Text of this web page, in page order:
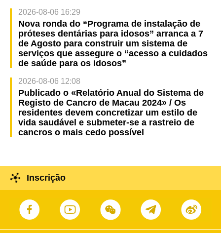
2026-08-06 16:29
Nova ronda do “Programa de instalação de
próteses dentárias para idosos” arranca a 7
de Agosto para construir um sistema de
serviços que assegure o “acesso a cuidados
de saúde para os idosos”
2026-08-06 12:08
Publicado o «Relatório Anual do Sistema de
Registo de Cancro de Macau 2024» / Os
residentes devem concretizar um estilo de
vida saudável e submeter-se a rastreio de
cancros o mais cedo possível
Inscrição